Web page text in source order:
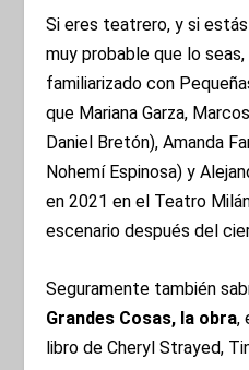
Si eres teatrero, y si
muy probable que lo
familiarizado con
que Mariana Garza,
Daniel Bretón), Amanda
Nohemí Espinosa) y
en 2021 en el Teatro
escenario después del
Seguramente también
Grandes Cosas, la obra,
libro de Cheryl Strayed,